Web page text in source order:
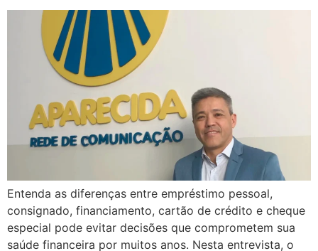
Entenda as diferenças entre empréstimo pessoal,
consignado, financiamento, cartão de crédito e cheque
especial pode evitar decisões que comprometem sua
saúde financeira por muitos anos. Nesta entrevista, o